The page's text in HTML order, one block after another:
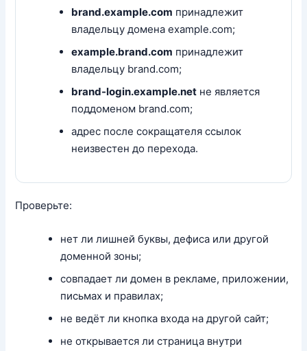
brand.example.com принадлежит
владельцу домена example.com;
example.brand.com принадлежит
владельцу brand.com;
brand-login.example.netне является
поддоменом brand.com;
адрес после сокращателя ссылок
неизвестен до перехода.
Проверьте:
нет ли лишней буквы, дефиса или другой
доменной зоны;
совпадает ли домен в рекламе, приложении,
письмах и правилах;
не ведёт ли кнопка входа на другой сайт;
не открывается ли страница внутри